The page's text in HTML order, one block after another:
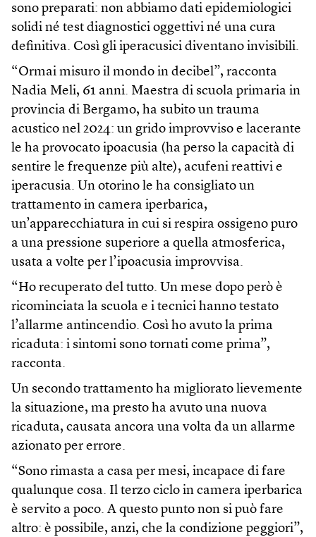
sono preparati: non abbiamo dati epidemiologici
solidi né test diagnostici oggettivi né una cura
definitiva. Così gli iperacusici diventano invisibili.
“Ormai misuro il mondo in decibel”, racconta
Nadia Meli, 61 anni. Maestra di scuola primaria in
provincia di Bergamo, ha subito un trauma
acustico nel 2024: un grido improvviso e lacerante
le ha provocato ipoacusia (ha perso la capacità di
sentire le frequenze più alte), acufeni reattivi e
iperacusia. Un otorino le ha consigliato un
trattamento in camera iperbarica,
un’apparecchiatura in cui si respira ossigeno puro
a una pressione superiore a quella atmosferica,
usata a volte per l’ipoacusia improvvisa.
“Ho recuperato del tutto. Un mese dopo però è
ricominciata la scuola e i tecnici hanno testato
l’allarme antincendio. Così ho avuto la prima
ricaduta: i sintomi sono tornati come prima”,
racconta.
Un secondo trattamento ha migliorato lievemente
la situazione, ma presto ha avuto una nuova
ricaduta, causata ancora una volta da un allarme
azionato per errore.
“Sono rimasta a casa per mesi, incapace di fare
qualunque cosa. Il terzo ciclo in camera iperbarica
è servito a poco. A questo punto non si può fare
altro: è possibile, anzi, che la condizione peggiori”,